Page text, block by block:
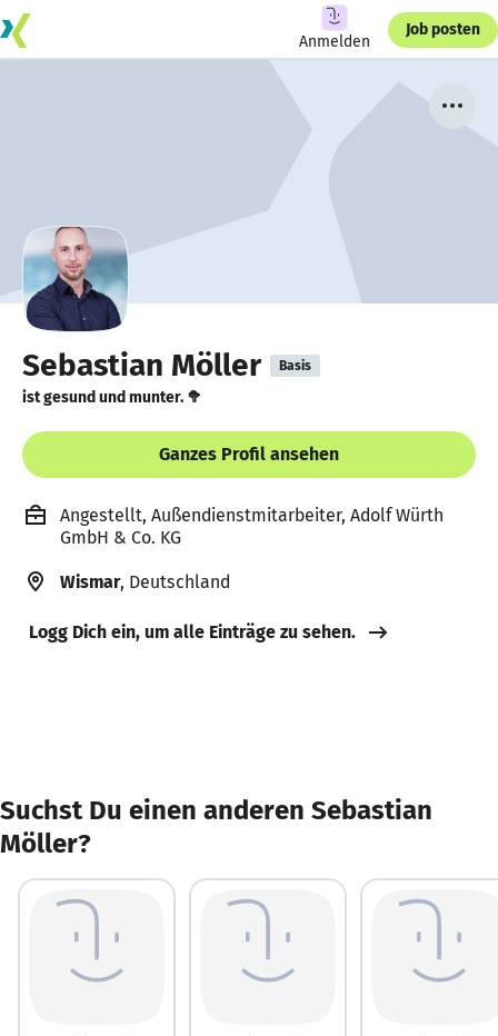
Anmelden
Job posten
Sebastian Möller Basis
ist gesund und munter. 🥦
Ganzes Profil ansehen
Angestellt, Außendienstmitarbeiter, Adolf Würth
GmbH & Co. KG
Wismar, Deutschland
Logg Dich ein, um alle Einträge zu sehen.
Suchst Du einen anderen Sebastian
Möller?